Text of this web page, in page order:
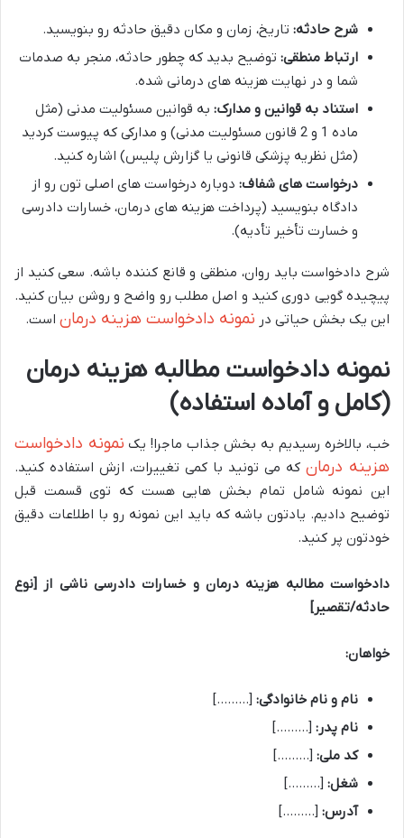
شرح حادثه: تاریخ، زمان و مکان دقیق حادثه رو بنویسید.
ارتباط منطقی: توضیح بدید که چطور حادثه، منجر به صدمات
شما و در نهایت هزینه های درمانی شده.
استناد به قوانین و مدارک: به قوانین مسئولیت مدنی (مثل
ماده 1 و 2 قانون مسئولیت مدنی) و مدارکی که پیوست کردید
(مثل نظریه پزشکی قانونی یا گزارش پلیس) اشاره کنید.
درخواست های شفاف: دوباره درخواست های اصلی تون رو از
دادگاه بنویسید (پرداخت هزینه های درمان، خسارات دادرسی
و خسارت تأخیر تأدیه).
شرح دادخواست باید روان، منطقی و قانع کننده باشه. سعی کنید از
پیچیده گویی دوری کنید و اصل مطلب رو واضح و روشن بیان کنید.
این یک بخش حیاتی در نمونه دادخواست هزینه درمان است.
نمونه دادخواست مطالبه هزینه درمان
(کامل و آماده استفاده)
خب، بالاخره رسیدیم به بخش جذاب ماجرا! یک نمونه دادخواست
هزینه درمان که می تونید با کمی تغییرات، ازش استفاده کنید.
این نمونه شامل تمام بخش هایی هست که توی قسمت قبل
توضیح دادیم. یادتون باشه که باید این نمونه رو با اطلاعات دقیق
خودتون پر کنید.
دادخواست مطالبه هزینه درمان و خسارات دادرسی ناشی از [نوع
حادثه/تقصیر]
خواهان:
نام و نام خانوادگی: [………]
نام پدر: [………]
کد ملی: [………]
شغل: [………]
آدرس: [………]